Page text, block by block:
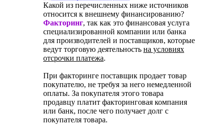
Какой из перечисленных ниже источников
относится к внешнему финансированию?
Факторинг, так как это финансовая услуга
специализированной компании или банка
для производителей и поставщиков, которые
ведут торговую деятельность на условиях
отсрочки платежа.
При факторинге поставщик продает товар
покупателю, не требуя за него немедленной
оплаты. За покупателя этого товара
продавцу платит факторинговая компания
или банк, после чего получает долг с
покупателя товара.